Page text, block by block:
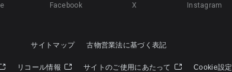
Facebook X Instagram
サイトマップ 古物営業法に基づく表記
リコール情報 サイトのご使用にあたって Cookie設定